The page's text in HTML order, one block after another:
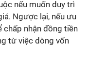
nếu muốn duy trì
Ngược lại, nếu ưu
nhận đồng tiền
từ việc dòng vốn